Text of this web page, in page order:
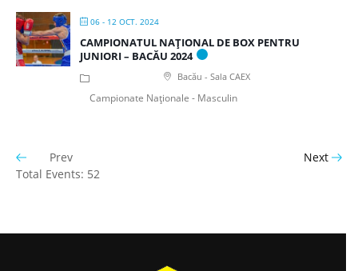
06 - 12 OCT. 2024
CAMPIONATUL NAȚIONAL DE BOX PENTRU
JUNIORI – BACĂU 2024
Bacău - Sala CAEX
Campionate Naționale - Masculin
Prev
Next
Total Events: 52